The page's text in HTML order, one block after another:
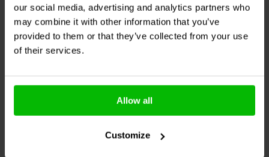
our social media, advertising and analytics partners who
may combine it with other information that you’ve
provided to them or that they’ve collected from your use
of their services.
Allow all
Customize